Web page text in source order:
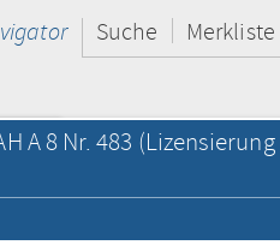
Suche Merkliste
A 8 Nr. 483